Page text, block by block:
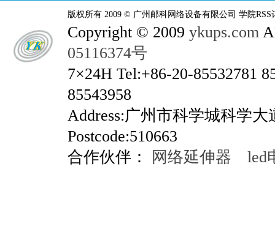
版权所有 2009 © 广州邮科网络设备有限公司 学院RSS
Copyright © 2009 ykups.com
05116374号
7×24H Tel:+86-20-85532781
85543958
Address:广州市科学城科学
Postcode:510663
合作伙伴：
网络延伸器 led